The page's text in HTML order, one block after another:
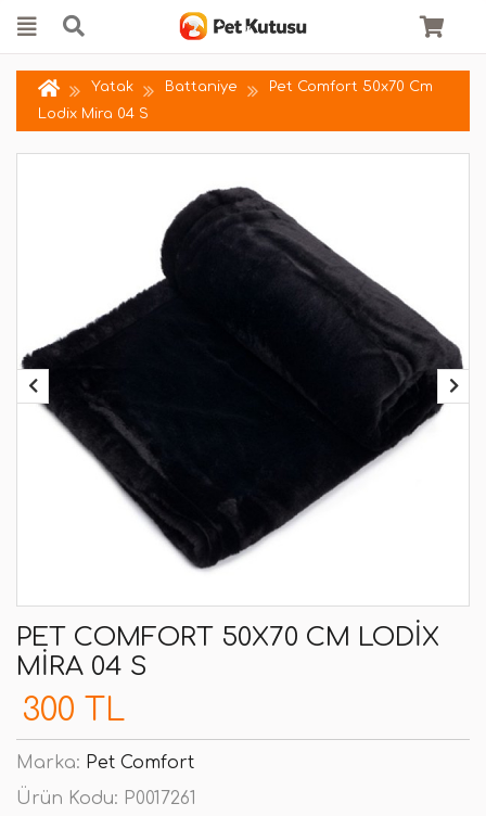
Yatak Battaniye
Pet Comfort 50x70 Cm
Lodix Mira 04 S
PET COMFORT 50X70 CM LODIX
MIRA 04 S
300 TL
Marka: Pet Comfort
Ürün Kodu: P0017261